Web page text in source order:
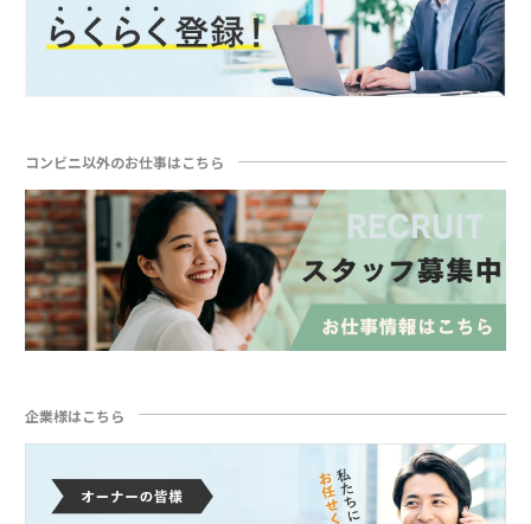
コンビニ以外のお仕事はこちら
企業様はこちら